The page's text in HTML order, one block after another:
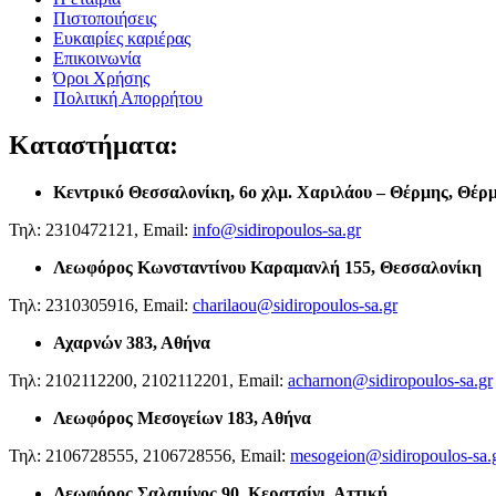
Πιστοποιήσεις
Ευκαιρίες καριέρας
Επικοινωνία
Όροι Χρήσης
Πολιτική Απορρήτου
Καταστήματα:
Κεντρικό Θεσσαλονίκη, 6ο χλμ. Χαριλάου – Θέρμης,
Τηλ: 2310472121, Email: info@sidiropoulos-sa.gr
Λεωφόρος Κωνσταντίνου Καραμανλή 155, Θεσσαλονίκη
Τηλ: 2310305916, Email: charilaou@sidiropoulos-sa.gr
Αχαρνών 383, Αθήνα
Τηλ: 2102112200, 2102112201, Email: acharnon@sidiropoulos-sa.gr
Λεωφόρος Μεσογείων 183, Αθήνα
Τηλ: 2106728555, 2106728556, Email: mesogeion@sidiropoulos-